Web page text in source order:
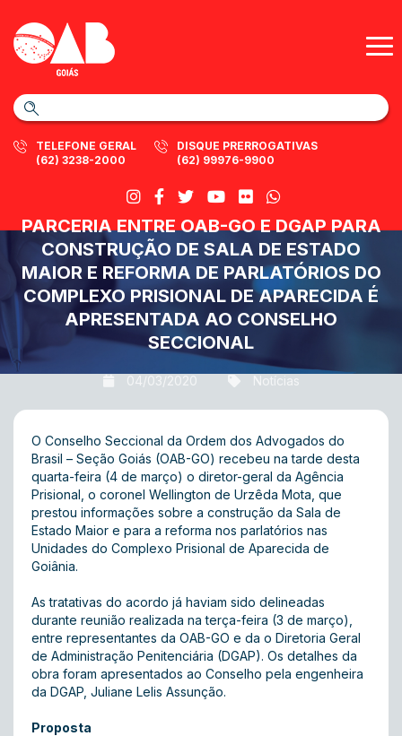
TELEFONE GERAL
(62) 3238-2000
DISQUE PRERROGATIVAS
(62) 99976-9900
PARCERIA ENTRE OAB-GO E DGAP PARA
CONSTRUÇÃO DE SALA DE ESTADO
MAIOR E REFORMA DE PARLATÓRIOS DO
COMPLEXO PRISIONAL DE APARECIDA É
APRESENTADA AO CONSELHO
SECCIONAL
04/03/2020 Notícias
O Conselho Seccional da Ordem dos Advogados do
Brasil – Seção Goiás (OAB-GO) recebeu na tarde desta
quarta-feira (4 de março) o diretor-geral da Agência
Prisional, o coronel Wellington de Urzêda Mota, que
prestou informações sobre a construção da Sala de
Estado Maior e para a reforma nos parlatórios nas
Unidades do Complexo Prisional de Aparecida de
Goiânia.
As tratativas do acordo já haviam sido delineadas
durante reunião realizada na terça-feira (3 de março),
entre representantes da OAB-GO e da o Diretoria Geral
de Administração Penitenciária (DGAP) . Os detalhes da
obra foram apresentados ao Conselho pela engenheira
da DGAP, Juliane Lelis Assunção.
Proposta